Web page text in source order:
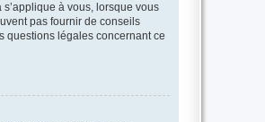
à vous, lorsque vous
pas fournir de conseils
questions légales concernant ce